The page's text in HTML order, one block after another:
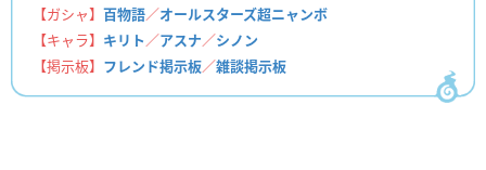
【ガシャ】 百物語／オールスターズ超ニャンボ
【キャラ】 キリト／アスナ／シノン
【掲示板】 フレンド掲示板／雑談掲示板